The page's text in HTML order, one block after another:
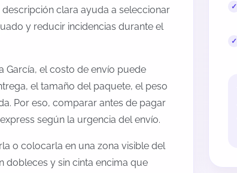
clara ayuda a seleccionar
y reducir incidencias durante el
García, el costo de envío puede
el tamaño del paquete, el peso
Por eso, comparar antes de pagar
según la urgencia del envío.
o colocarla en una zona visible del
dobleces y sin cinta encima que